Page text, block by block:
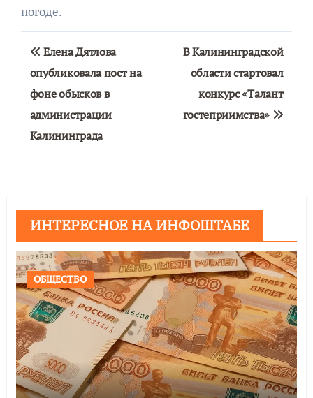
погоде.
Навигация
по
записям
Елена Дятлова
опубликовала пост на
фоне обысков в
администрации
Калининграда
В Калининградской
области стартовал
конкурс «Талант
гостеприимства»
ИНТЕРЕСНОЕ НА ИНФОШТАБЕ
ОБЩЕСТВО